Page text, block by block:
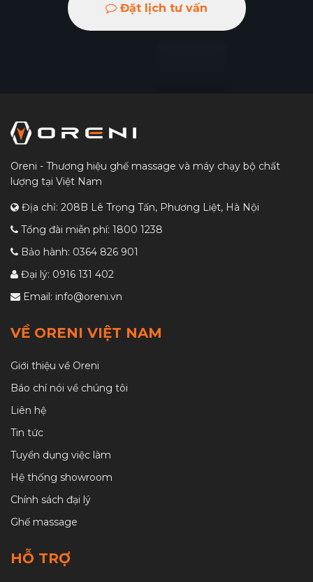
Đặt lịch tư vấn
Oreni - Thương hiệu ghế massage và máy chạy bộ chất
lượng tại Việt Nam
Địa chỉ: 208B Lê Trọng Tấn, Phương Liệt, Hà Nội
Tổng đài miễn phí: 1800 1238
Bảo hành: 0364 826 901
Đại lý: 0916 131 402
Email: info@oreni.vn
VỀ ORENI VIỆT NAM
Giới thiệu về Oreni
Báo chí nói về chúng tôi
Liên hệ
Tin tức
Tuyển dụng việc làm
Hệ thống showroom
Chính sách đại lý
Ghế massage
HỖ TRỢ